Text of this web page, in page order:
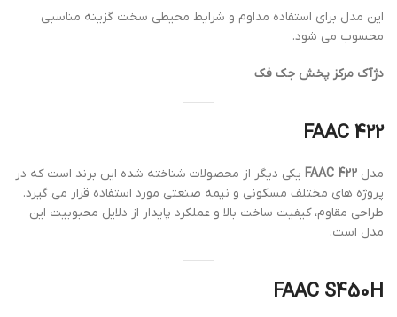
این مدل برای استفاده مداوم و شرایط محیطی سخت گزینه مناسبی
محسوب می شود.
دژآک مرکز پخش جک فک
FAAC 422
مدل FAAC 422 یکی دیگر از محصولات شناخته شده این برند است که در
پروژه های مختلف مسکونی و نیمه صنعتی مورد استفاده قرار می گیرد.
طراحی مقاوم، کیفیت ساخت بالا و عملکرد پایدار از دلایل محبوبیت این
مدل است.
FAAC S450H